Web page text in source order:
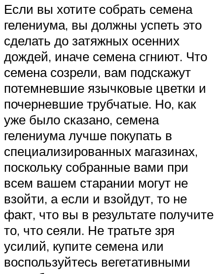
Если вы хотите собрать семена
гелениума, вы должны успеть это
сделать до затяжных осенних
дождей, иначе семена сгниют. Что
семена созрели, вам подскажут
потемневшие язычковые цветки и
почерневшие трубчатые. Но, как
уже было сказано, семена
гелениума лучше покупать в
специализированных магазинах,
поскольку собранные вами при
всем вашем старании могут не
взойти, а если и взойдут, то не
факт, что вы в результате получите
то, что сеяли. Не тратьте зря
усилий, купите семена или
воспользуйтесь вегетативными